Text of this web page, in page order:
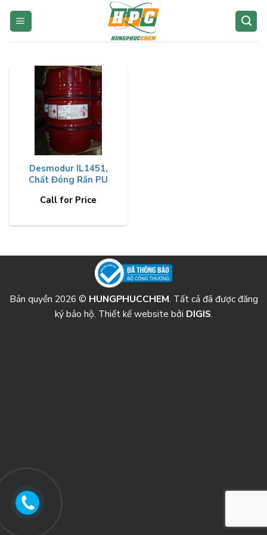
Skip
content
Desmodur IL1451,
Chất Đóng Rắn PU
Call for Price
Bản quyền 2026 © HUNGPHUCCHEM. Tất cả đã được đăng
ký bảo hộ. Thiết kế website bởi DIGIS.